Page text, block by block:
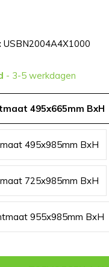
USBN2004A4X1000
- 3-5 werkdagen
495x665mm BxH
495x985mm BxH
725x985mm BxH
955x985mm BxH